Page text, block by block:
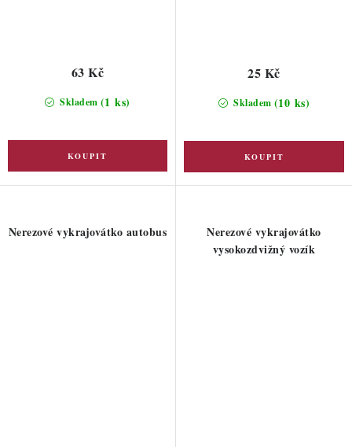
Skladem (1 ks)
63 Kč
Skladem (10 ks)
25 Kč
Nerezové vykrajovátko autobus
Nerezové vykrajovátko
vysokozdvižný vozík